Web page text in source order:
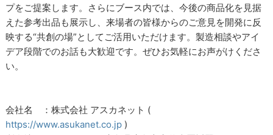
プをご提案します。さらにブース内では、今後の商品化を見据
えた参考出品も展示し、来場者の皆様からのご意見を開発に反
映する“共創の場”としてご活用いただけます。製造相談やアイ
デア段階でのお話も大歓迎です。ぜひお気軽にお声がけくださ
い。
会社名 ：株式会社 アスカネット (
https://www.asukanet.co.jp )